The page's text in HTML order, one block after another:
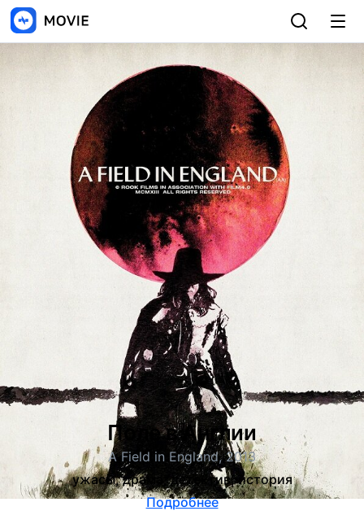
Поле в Англии
A Field in England, 2013
ужасы, драма, детектив, история
Подробнее